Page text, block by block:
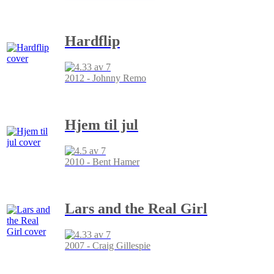
Hardflip
2012 - Johnny Remo
Hjem til jul
2010 - Bent Hamer
Lars and the Real Girl
2007 - Craig Gillespie